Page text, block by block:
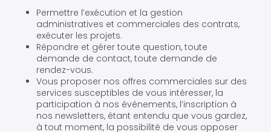
Permettre l’exécution et la gestion
administratives et commerciales des contrats,
exécuter les projets.
Répondre et gérer toute question, toute
demande de contact, toute demande de
rendez-vous.
Vous proposer nos offres commerciales sur des
services susceptibles de vous intéresser, la
participation à nos événements, l’inscription à
nos newsletters, étant entendu que vous gardez,
à tout moment, la possibilité de vous opposer